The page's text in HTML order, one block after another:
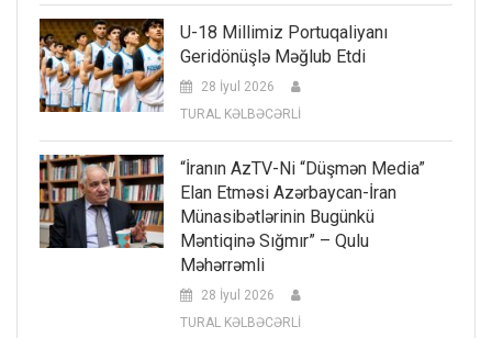
U-18 Millimiz Portuqaliyanı
Geridönüşlə Məğlub Etdi
28 İyul 2026
TURAL KƏLBƏCƏRLİ
“İranın AzTV-Ni “düşmən Media”
Elan Etməsi Azərbaycan-İran
Münasibətlərinin Bugünkü
Məntiqinə Sığmır” – Qulu
Məhərrəmli
28 İyul 2026
TURAL KƏLBƏCƏRLİ